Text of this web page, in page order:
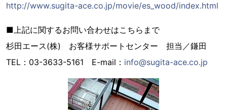
http://www.sugita-ace.co.jp/movie/es_wood/index.html
■上記に関するお問い合わせはこちらまで
杉田エース(株) お客様サポートセンター 担当／鎌田
TEL：03-3633-5161 E-mail： info@sugita-ace.co.jp